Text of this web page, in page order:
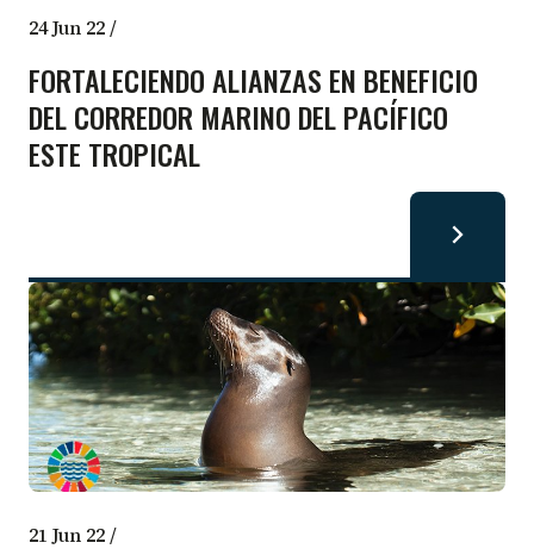
24 Jun 22/
FORTALECIENDO ALIANZAS EN BENEFICIO
DEL CORREDOR MARINO DEL PACÍFICO
ESTE TROPICAL
21 Jun 22/